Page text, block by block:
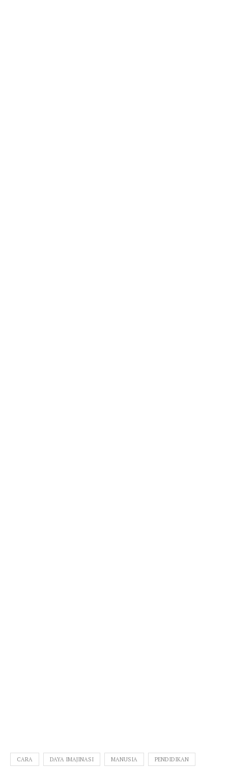
CARA DAYA IMAJINASI MANUSIA PENDIDIKAN